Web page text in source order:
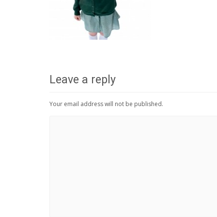
Leave a reply
Your email address will not be published.